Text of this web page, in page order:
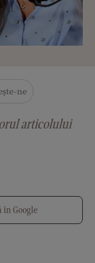
ne
articolului
în Google